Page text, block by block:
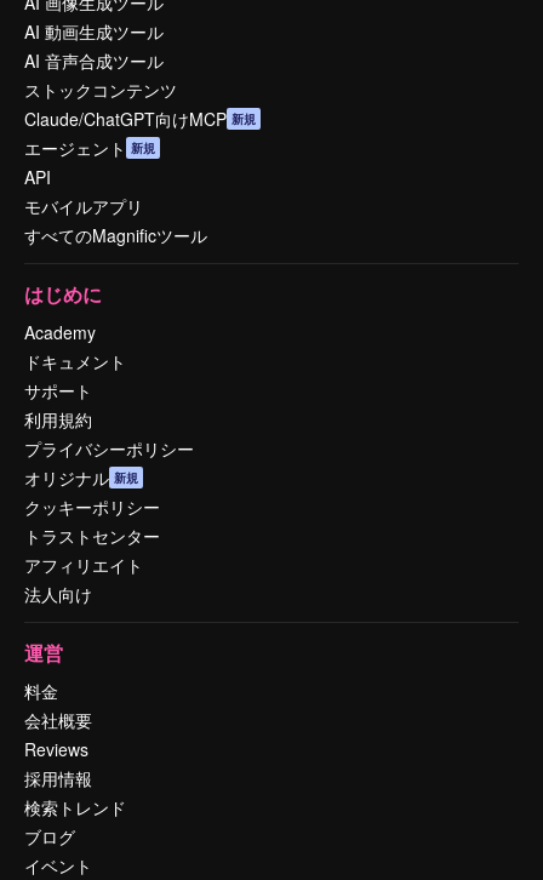
AI 動画生成ツール
AI 音声合成ツール
ストックコンテンツ
Claude/ChatGPT向けMCP 新規
エージェント 新規
API
モバイルアプリ
すべてのMagnificツール
はじめに
Academy
ドキュメント
サポート
利用規約
プライバシーポリシー
オリジナル 新規
クッキーポリシー
トラストセンター
アフィリエイト
法人向け
運営
料金
会社概要
Reviews
採用情報
検索トレンド
ブログ
イベント